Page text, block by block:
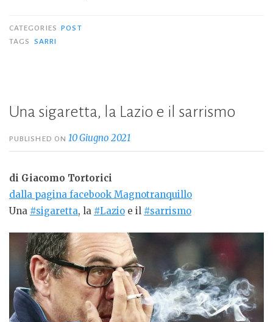
CATEGORIES POST
TAGS
SARRI
Una sigaretta, la Lazio e il sarrismo
PUBLISHED ON10 Giugno 2021
di Giacomo Tortorici
dalla pagina facebook Magnotranquillo
Una #sigaretta, la #Lazio e il #sarrismo